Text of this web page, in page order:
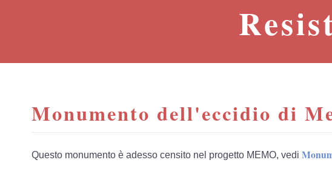
Monumento dell'eccidio di
Questo monumento è adesso censito nel progetto MEMO, vedi